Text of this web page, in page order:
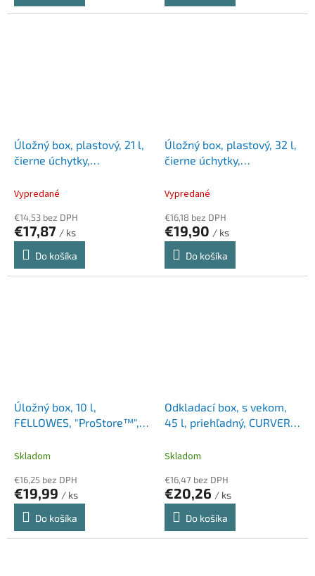
Úložný box, plastový, 21 l,
čierne úchytky,
priehľadný
Vypredané
€14,53 bez DPH
€17,87 / ks
Do košíka
Úložný box, plastový, 32 l,
čierne úchytky,
priehľadný
Vypredané
€16,18 bez DPH
€19,90 / ks
Do košíka
Úložný box, 10 l,
FELLOWES, "ProStore™",
Skladom
€16,25 bez DPH
€19,99 / ks
Do košíka
Odkladací box, s vekom,
45 l, priehľadný, CURVER
Skladom
€16,47 bez DPH
€20,26 / ks
Do košíka